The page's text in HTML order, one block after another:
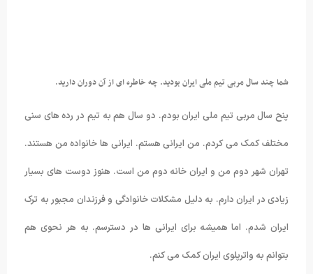
شما چند سال مربی تیم ملی ایران بودید. چه خاطره ای از آن دوران دارید.
پنح سال مربی تیم ملی ایران بودم. دو سال هم به تیم در رده های سنی
مختلف کمک می کردم. من ایرانی هستم. ایرانی ها خانواده من هستند.
تهران شهر دوم من و ایران خانه دوم من است. هنوز دوست های بسیار
زیادی در ایران دارم. به دلیل مشکلات خانوادگی و فرزندان مجبور به ترک
ایران شدم. اما همیشه برای ایرانی ها در دسترسم. به هر نحوی هم
بتوانم به واترپلوی ایران کمک می کنم.